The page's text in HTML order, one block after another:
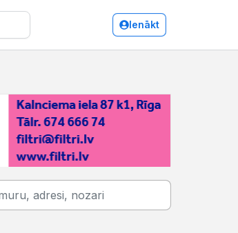
Ienākt
Salaspils/Kafejnīcas, bāri, restorāni